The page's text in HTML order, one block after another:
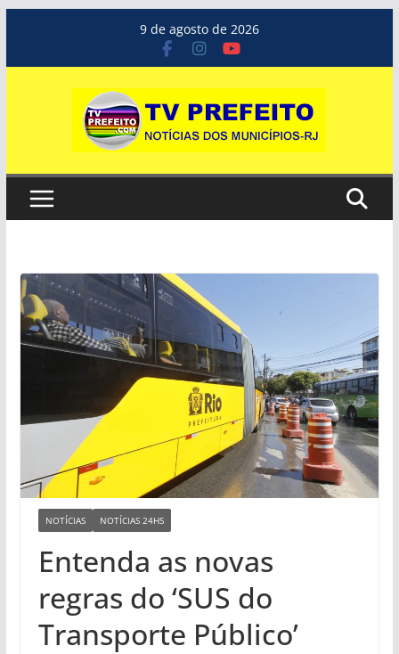
o
9 de agosto de 2026
NOTÍCIAS NOTÍCIAS 24HS
Entenda as novas
regras do ‘SUS do
Transporte Público’